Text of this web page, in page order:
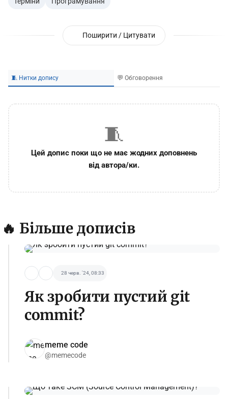
Поширити / Цитувати
🧵 Нитки допису 💬 Обговорення
🧵
Цей допис поки що не має жодних доповнень
від автора/ки.
🔥 Більше дописів
28 черв. '24, 08:33
Як зробити пустий git
commit?
meme code
@memecode